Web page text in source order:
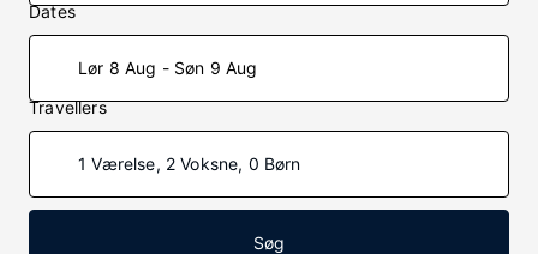
Dates
Lør 8 Aug - Søn 9 Aug
Travellers
1 Værelse, 2 Voksne, 0 Børn
Søg